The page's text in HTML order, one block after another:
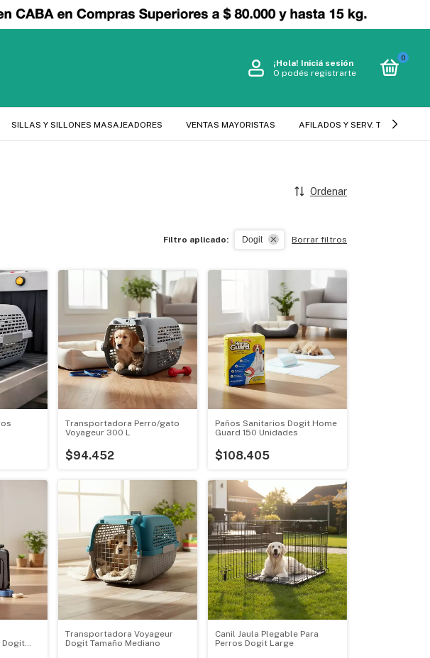
¡Hola! Iniciá sesión
O podés registrarte
0
SILLAS Y SILLONES MASAJEADORES VENTAS MAYORISTAS AFILADOS Y SERV. TECNICO
Ordenar
Filtro aplicado: Dogit Borrar filtros
Transportadora Perro/gato
Voyageur 300 L
$94.452
Paños Sanitarios Dogit Home
Guard 150 Unidades
$108.405
Dogit
Transportadora Voyageur
Dogit Tamaño Mediano
Canil Jaula Plegable Para
Perros Dogit Large